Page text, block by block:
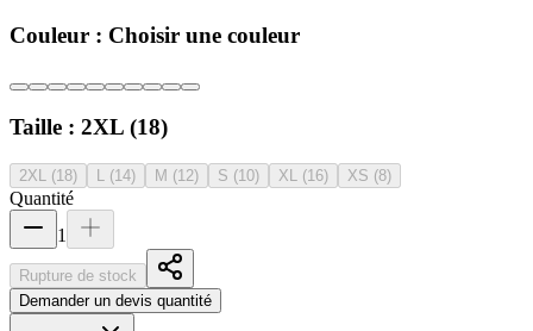
Couleur : Choisir une couleur
Taille : 2XL (18)
2XL (18) L (14) M (12) S (10) XL (16) XS (8)
Quantité
1
Rupture de stock
Demander un devis quantité